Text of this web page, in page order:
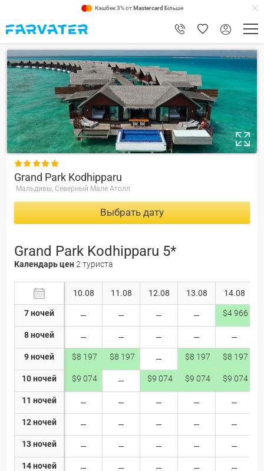
Кэшбек 3% отMastercard Більше
8.8

Grand Park Kodhipparu
Мальдивы, Северный Мале Атолл
Выбрать дату
Grand Park Kodhipparu 5*
Календарь цен2 туриста
7 ночей
8 ночей
9 ночей
10 ночей
11 ночей
12 ночей
13 ночей
14 ночей
10.08 11.08 12.08 13.08 14.08
$4 966
$8 197 $8 197 $8 197 $8 197
$9 074 $9 074 $9 074 $9 074